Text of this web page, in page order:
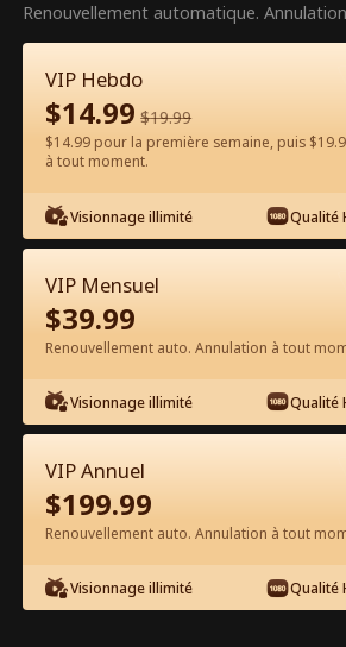
Débloquez pour
60 Débloquer
Épisode 25 - La Moi
Retrouvé Film complet
1-50 51-65
25
Renouvellement automatique.
VIP Hebdo
$14.99 $19.99
$14.99 pour la première semaine, puis
à tout moment.
Visionnage illimité Qualité
VIP Mensuel
$39.99
Renouvellement auto. Annulation à tout
Visionnage illimité Qualité
VIP Annuel
$199.99
Renouvellement auto. Annulation à tout
Visionnage illimité Qualité